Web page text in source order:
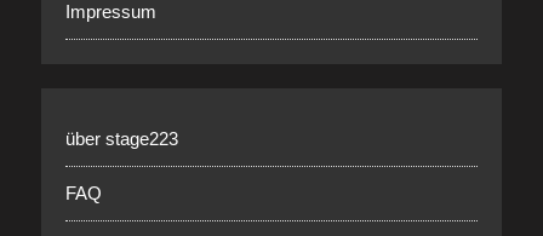
Impressum
über stage223
FAQ